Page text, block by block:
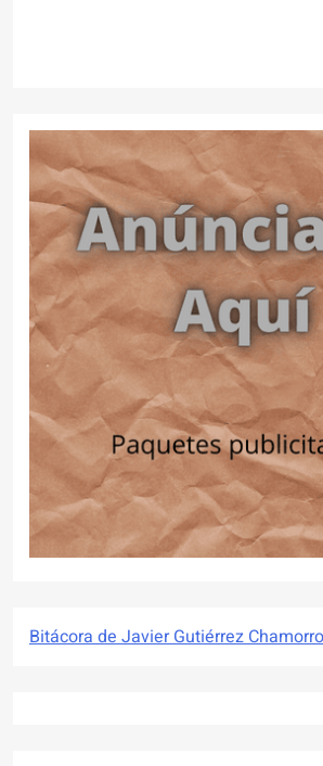
Bitácora de Javier Gutiérrez